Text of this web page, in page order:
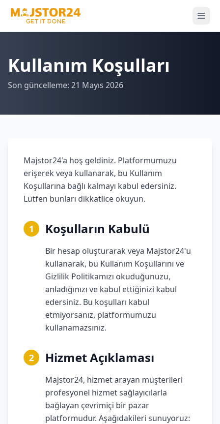
Kullanım Koşulları
Son güncelleme: 21 Mayıs 2026
Majstor24'a hoş geldiniz. Platformumuzu
erişerek veya kullanarak, bu Kullanım
Koşullarına bağlı kalmayı kabul edersiniz.
Lütfen bunları dikkatlice okuyun.
1 Koşulların Kabulü
Bir hesap oluşturarak veya Majstor24'u
kullanarak, bu Kullanım Koşullarını ve
Gizlilik Politikamızı okuduğunuzu,
anladığınızı ve kabul ettiğinizi kabul
edersiniz. Bu koşulları kabul
etmiyorsanız, platformumuzu
kullanamazsınız.
2 Hizmet Açıklaması
Majstor24, hizmet arayan müşterileri
profesyonel hizmet sağlayıcılarla
bağlayan çevrimiçi bir pazar
platformudur. Aşağıdakileri sunuyoruz: